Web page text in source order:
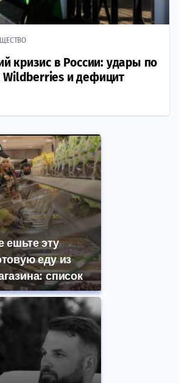
кризис в России: удары по
Wildberries и дефицит
ешьте эту
еду из
список